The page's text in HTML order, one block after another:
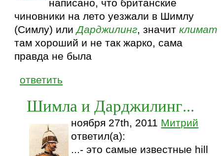
написано, что британские
чиновники на лето уезжали в Шимлу
(Симлу) илиДарджилинг, значитклимат
там хороший и не так жарко, сама
правда не была
ответить
Шимла и Дарджилинг...
ноября 27th, 2011 Митрий
ответил(а):
...- это самые известные hill